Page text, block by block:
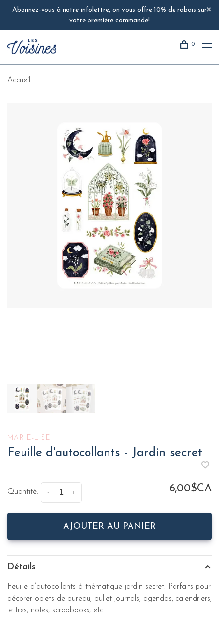
Abonnez-vous à notre infolettre, on vous offre 10% de rabais sur
votre première commande!
0
Accueil
MARIE-LISE
Feuille d'autocollants - Jardin secret
Quantité: +
- 6,00$CA
AJOUTER AU PANIER
Détails
Feuille d’autocollants à thématique jardin secret. Parfaits pour
décorer objets de bureau, bullet journals, agendas, calendriers,
lettres, notes, scrapbooks, etc.